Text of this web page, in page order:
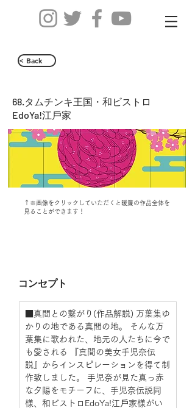
< Back
68.タムチンキ王国・和ビストロ
EdoYa!江⼾家
↑※画像をクリックしていただくと暖簾の作品全体を
見ることができます！
コンセプト
■真間との繋がり(作品解説) 万葉集ゆ
かりの地である真間の地。 そんな万
葉集に歌われた、地元の人たちに今で
も愛される 『真間の美女手児奈伝
説』からインスピレーションを得て制
作致しました。 手児奈が見た真っ赤
な夕陽をモチーフに、手児奈伝説同
様、和ビストロEdoYa!江⼾家様がい